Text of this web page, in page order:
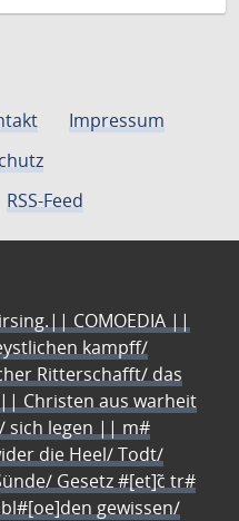
Impressum
RSS-Feed
COMOEDIA ||
kampff/
Ritterschafft/ das
Christen aus warheit
sich legen || m#
die Heel/ Todt/
Gesetz #[et]c̃ tr#
gewissen/